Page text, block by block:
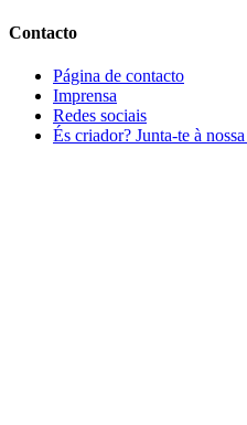
Contacto
Página de contacto
Imprensa
Redes sociais
És criador? Junta-te à